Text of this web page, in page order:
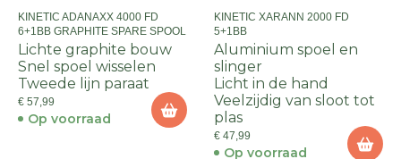
KINETIC ADANAXX 4000 FD
6+1BB GRAPHITE SPARE SPOOL
Lichte graphite bouw
Snel spoel wisselen
Tweede lijn paraat
€ 57,99
Op voorraad
KINETIC XARANN 2000 FD
5+1BB
Aluminium spoel en
slinger
Licht in de hand
Veelzijdig van sloot tot
plas
€ 47,99
Op voorraad